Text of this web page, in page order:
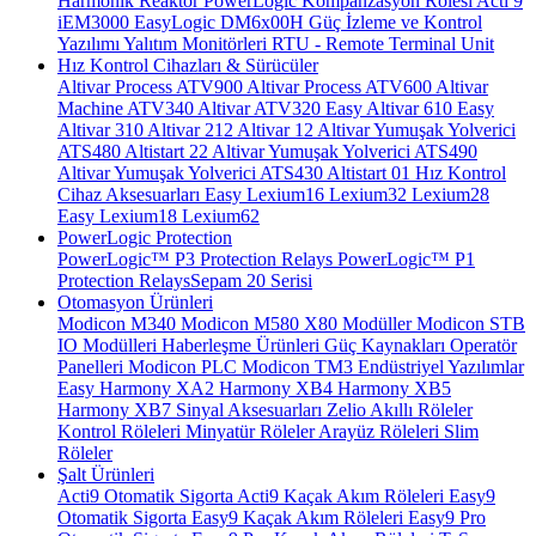
iEM3000 EasyLogic DM6x00H Güç İzleme ve Kontrol
Yazılımı Yalıtım Monitörleri RTU - Remote Terminal Unit
Hız Kontrol Cihazları & Sürücüler
Altivar Process ATV900 Altivar Process ATV600 Altivar
Machine ATV340 Altivar ATV320 Easy Altivar 610 Easy
Altivar 310 Altivar 212 Altivar 12 Altivar Yumuşak Yolverici
ATS480 Altistart 22 Altivar Yumuşak Yolverici ATS490
Altivar Yumuşak Yolverici ATS430 Altistart 01 Hız Kontrol
Cihaz Aksesuarları Easy Lexium16 Lexium32 Lexium28
Easy Lexium18 Lexium62
PowerLogic Protection
PowerLogic™ P3 Protection Relays PowerLogic™ P1
Protection Relays​Sepam 20 Serisi
Otomasyon Ürünleri
Modicon M340 Modicon M580 X80 ModüllerModicon STB
IO Modülleri Haberleşme Ürünleri Güç Kaynakları Operatör
Panelleri Modicon PLC Modicon TM3 Endüstriyel Yazılımlar
Easy Harmony XA2 Harmony XB4 Harmony XB5
Harmony XB7 Sinyal Aksesuarları Zelio Akıllı Röleler
Kontrol Röleleri Minyatür RölelerArayüz Röleleri Slim
Röleler
Şalt Ürünleri
Acti9 Otomatik Sigorta Acti9 Kaçak Akım Röleleri Easy9
Otomatik Sigorta Easy9 Kaçak Akım Röleleri Easy9 Pro